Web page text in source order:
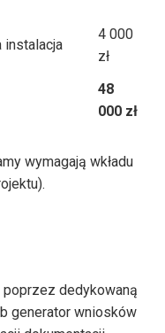
instalacja
4 000
zł
48
000 zł
wymagają wkładu
dedykowaną
generator wniosków